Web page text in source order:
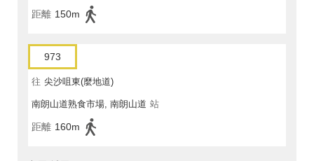
距離 150m
973
往 尖沙咀東(麼地道)
南朗山道熟食市場, 南朗山道 站
距離 160m